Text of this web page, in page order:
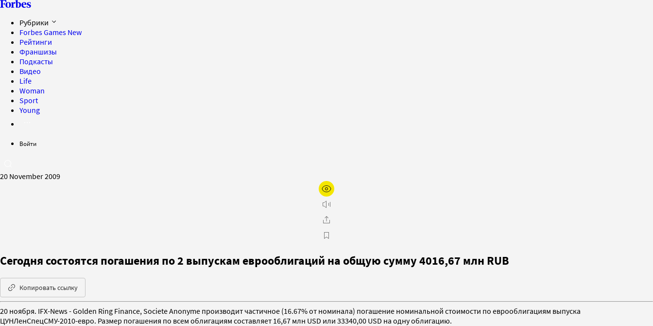
Рубрики
Forbes Games New
Рейтинги
Франшизы
Подкасты
Видео
Life
Woman
Sport
Young
Войти
20 November 2009
Сегодня состоятся погашения по 2 выпускам еврооблигаций на общую сумму 4016,67 млн RUB
Копировать ссылку
20 ноября. IFX-News - Golden Ring Finance, Societe Anonyme производит частичное (16.67% от номинала) погашение номинальной стоимости по еврооблигациям выпуска
ЦУНЛенСпецСМУ-2010-евро. Размер погашения по всем облигациям составляет 16,67 млн USD или 33340,00 USD на одну облигацию.